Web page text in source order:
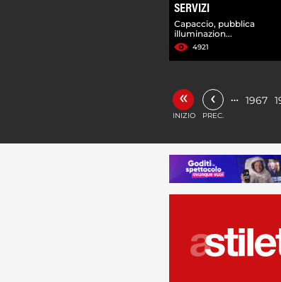
SERVIZI
Capaccio, pubblica
illuminazion...
4921
«
INIZIO
‹
PREC.
… 1967